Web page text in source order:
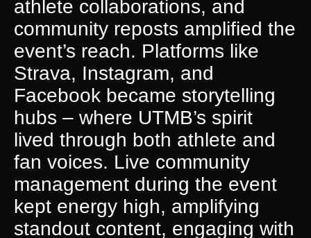
athlete collaborations, and
community reposts amplified the
event’s reach. Platforms like
Strava, Instagram, and
Facebook became storytelling
hubs – where UTMB’s spirit
lived through both athlete and
fan voices. Live community
management during the event
kept energy high, amplifying
standout content, engaging with